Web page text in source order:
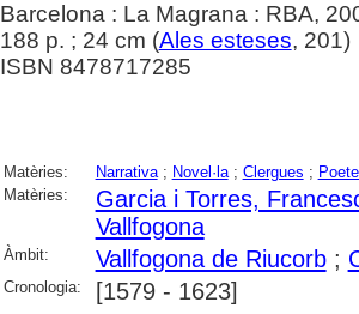
Barcelona : La Magrana : RBA,
188 p. ; 24 cm (Ales esteses, 201)
ISBN 8478717285
Matèries: Narrativa; Novel·la; Clergues ;
Matèries:
Garcia i Torres,
Vallfogona
Àmbit: Vallfogona de Riucorb;
Cronologia: [1579 - 1623]